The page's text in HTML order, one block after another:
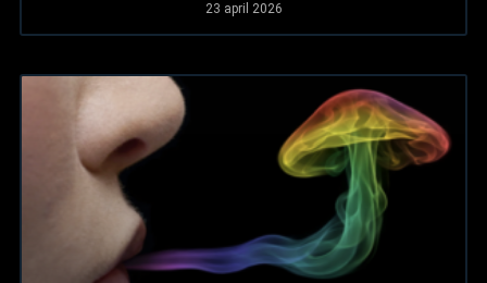
23 april 2026